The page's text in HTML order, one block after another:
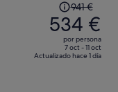
precio
era
941 €,
941 €
534 €
por persona
7 oct - 11 oct
Actualizado hace 1 día